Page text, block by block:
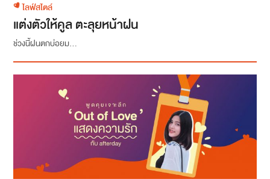
ไลฟ์สไตล์
แต่งตัวให้คูล ตะลุยหน้าฝน
ช่วงนี้ฝนตกบ่อยม...